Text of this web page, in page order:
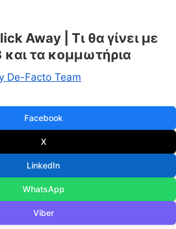
Away | Τι θα γίνει με
και τα κομμωτήρια
De-Facto Team
Facebook
X
LinkedIn
WhatsApp
Viber